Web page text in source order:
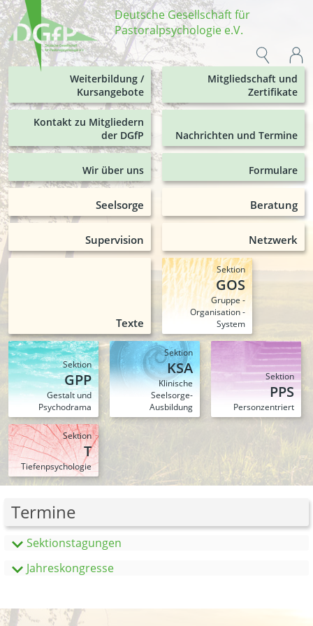
Deutsche Gesellschaft für
Pastoralpsychologie e.V.
Weiterbildung /
Kursangebote
Mitgliedschaft und
Zertifikate
Kontakt zu Mitgliedern
der DGfP
Nachrichten und Termine
Wir über uns Formulare
Seelsorge Beratung
Supervision Netzwerk
Texte
Sektion
GOS
Gruppe -
Organisation -
System
Sektion
GPP
Gestalt und
Psychodrama
Sektion
KSA
Klinische
Seelsorge-
Ausbildung
Sektion
PPS
Person­zentriert
Sektion
T
Tiefen­psychologie
Termine
Sektionstagungen
Jahreskongresse